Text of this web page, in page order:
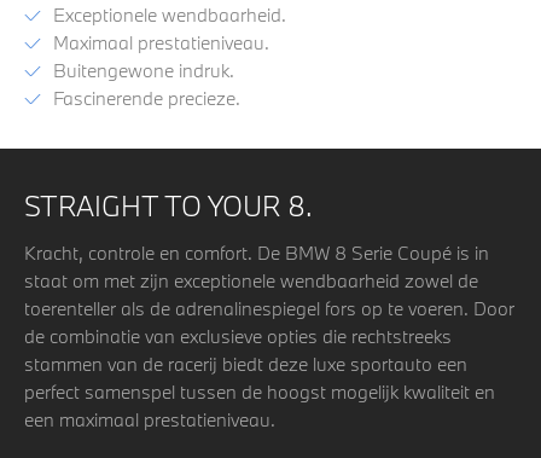
Exceptionele wendbaarheid.
Maximaal prestatieniveau.
Buitengewone indruk.
Fascinerende precieze.
STRAIGHT TO YOUR 8.
Kracht, controle en comfort. De BMW 8 Serie Coupé is in
staat om met zijn exceptionele wendbaarheid zowel de
toerenteller als de adrenalinespiegel fors op te voeren. Door
de combinatie van exclusieve opties die rechtstreeks
stammen van de racerij biedt deze luxe sportauto een
perfect samenspel tussen de hoogst mogelijk kwaliteit en
een maximaal prestatieniveau.